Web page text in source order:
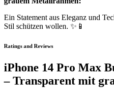
Ein Statement aus Eleganz und
Stil schützen wollen. ✨📱
Ratings and Reviews
iPhone 14 Pro Max
– Transparent mit